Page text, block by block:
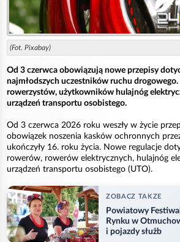
(Fot. Pixabay)
Od 3 czerwca obowiązują nowe przepisy
najmłodszych uczestników ruchu
rowerzystów, użytkowników hulajnóg
urządzeń transportu osobistego.
Od 3 czerwca 2026 roku weszły w życie
obowiązek noszenia kasków ochronnych
ukończyły 16. roku życia. Nowe regulacje
rowerów, rowerów elektrycznych, hulajnóg
urządzeń transportu osobistego (UTO).
ZOBACZ TAKZE
Powiatowy
Rynku w
i pojazdy służb